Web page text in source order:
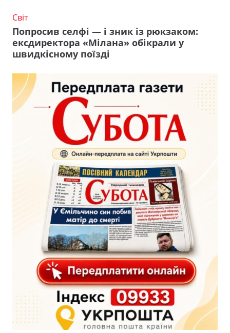
Світ
Попросив селфі — і зник із рюкзаком:
ексдиректора «Мілана» обікрали у
швидкісному поїзді